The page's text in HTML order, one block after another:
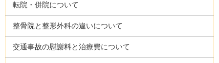
転院・併院について
整骨院と整形外科の違いについて
交通事故の慰謝料と治療費について